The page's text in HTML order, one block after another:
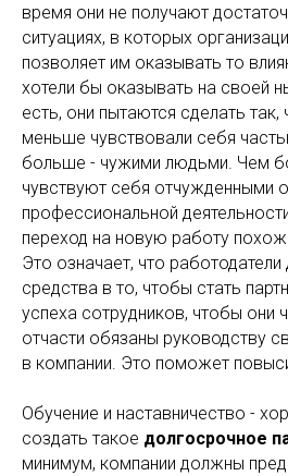
время они не получают
ситуациях, в которых
позволяет им оказывать то
хотели бы оказывать на своей
есть, они пытаются сделать так,
меньше чувствовали себя
больше - чужими людьми. Чем
чувствуют себя отчужденными
профессиональной
переход на новую работу
Это означает, что
средства в то, чтобы стать
успеха сотрудников, чтобы они
отчасти обязаны руководству
в компании. Это поможет
Обучение и наставничество -
создать такое долгосрочное
минимум, компании должны